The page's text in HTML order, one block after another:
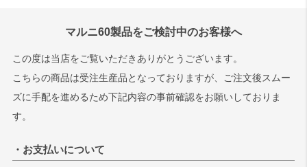
マルニ60製品をご検討中のお客様へ
この度は当店をご覧いただきありがとうございます。
こちらの商品は受注生産品となっておりますが、ご注文後スムー
ズに手配を進めるため下記内容の事前確認をお願いしておりま
す。
・お支払いについて